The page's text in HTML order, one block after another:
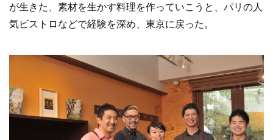
が生きた、素材を生かす料理を作っていこうと、パリの人
気ビストロなどで経験を深め、東京に戻った。